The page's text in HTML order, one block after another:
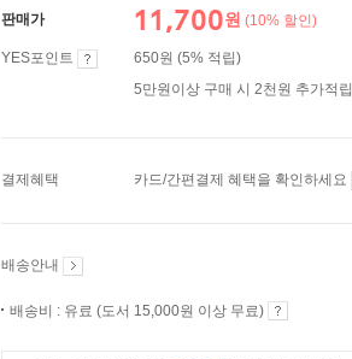
판매가 11,700원 (10% 할인)
YES포인트
650원 (5% 적립)
5만원이상 구매 시 2천원 추가적립
결제혜택 카드/간편결제 혜택을 확인하세요
배송안내
배송비 : 유료 (도서 15,000원 이상 무료)